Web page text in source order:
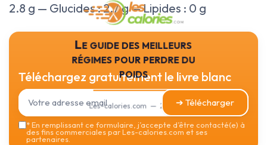
2.8 g — Glucides : 2.7 g — Lipides : 0 g
Le guide des meilleurs
régimes pour perdre du
poids
Les-calories.com — 2026
Téléchargez gratuitement le livre blanc
➔ Télécharger
*En remplissant ce formulaire, j’accepte d’être contacté(e) à
des fins commerciales par Les-calories.com et ses
partenaires.